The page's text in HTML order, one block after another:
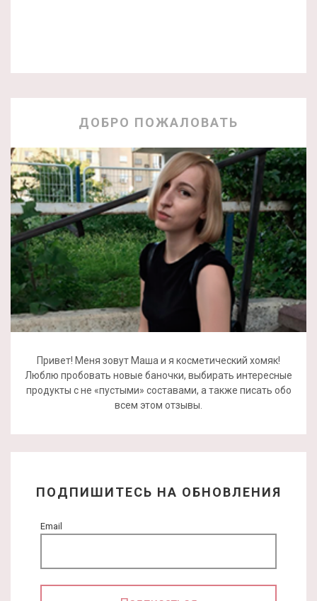
ДОБРО ПОЖАЛОВАТЬ
Привет! Меня зовут Маша и я косметический хомяк!
Люблю пробовать новые баночки, выбирать интересные
продукты с не «пустыми» составами, а также писать обо
всем этом отзывы.
ПОДПИШИТЕСЬ НА ОБНОВЛЕНИЯ
Email